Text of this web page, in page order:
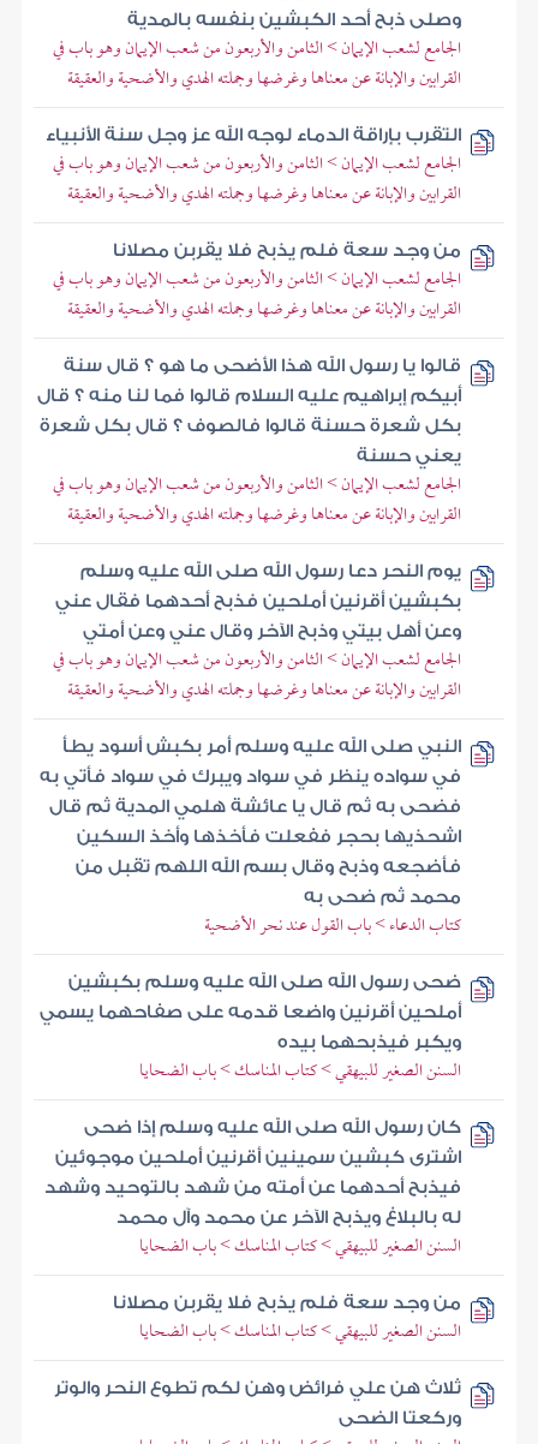
وصلى ذبح أحد الكبشين بنفسه بالمدية
الجامع لشعب الإيمان > الثامن والأربعون من شعب الإيمان وهو باب في
القرابين والإبانة عن معناها وغرضها وجملته الهدي والأضحية والعقيقة
التقرب بإراقة الدماء لوجه الله عز وجل سنة الأنبياء
الجامع لشعب الإيمان > الثامن والأربعون من شعب الإيمان وهو باب في
القرابين والإبانة عن معناها وغرضها وجملته الهدي والأضحية والعقيقة
من وجد سعة فلم يذبح فلا يقربن مصلانا
الجامع لشعب الإيمان > الثامن والأربعون من شعب الإيمان وهو باب في
القرابين والإبانة عن معناها وغرضها وجملته الهدي والأضحية والعقيقة
قالوا يا رسول الله هذا الأضحى ما هو ؟ قال سنة
أبيكم إبراهيم عليه السلام قالوا فما لنا منه ؟ قال
بكل شعرة حسنة قالوا فالصوف ؟ قال بكل شعرة
يعني حسنة
الجامع لشعب الإيمان > الثامن والأربعون من شعب الإيمان وهو باب في
القرابين والإبانة عن معناها وغرضها وجملته الهدي والأضحية والعقيقة
يوم النحر دعا رسول الله صلى الله عليه وسلم
بكبشين أقرنين أملحين فذبح أحدهما فقال عني
وعن أهل بيتي وذبح الآخر وقال عني وعن أمتي
الجامع لشعب الإيمان > الثامن والأربعون من شعب الإيمان وهو باب في
القرابين والإبانة عن معناها وغرضها وجملته الهدي والأضحية والعقيقة
النبي صلى الله عليه وسلم أمر بكبش أسود يطأ
في سواده ينظر في سواد ويبرك في سواد فأتي به
فضحى به ثم قال يا عائشة هلمي المدية ثم قال
اشحذيها بحجر ففعلت فأخذها وأخذ السكين
فأضجعه وذبح وقال بسم الله اللهم تقبل من
محمد ثم ضحى به
كتاب الدعاء > باب القول عند نحر الأضحية
ضحى رسول الله صلى الله عليه وسلم بكبشين
أملحين أقرنين واضعا قدمه على صفاحهما يسمي
ويكبر فيذبحهما بيده
السنن الصغير للبيهقي > كتاب المناسك > باب الضحايا
كان رسول الله صلى الله عليه وسلم إذا ضحى
اشترى كبشين سمينين أقرنين أملحين موجوئين
فيذبح أحدهما عن أمته من شهد بالتوحيد وشهد
له بالبلاغ ويذبح الآخر عن محمد وآل محمد
السنن الصغير للبيهقي > كتاب المناسك > باب الضحايا
من وجد سعة فلم يذبح فلا يقربن مصلانا
السنن الصغير للبيهقي > كتاب المناسك > باب الضحايا
ثلاث هن علي فرائض وهن لكم تطوع النحر والوتر
وركعتا الضحى